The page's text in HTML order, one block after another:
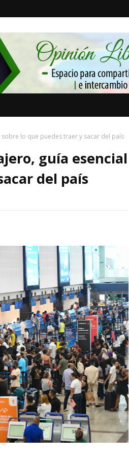
sobre lo que puedes traer y sacar del país
guía esencial
del país